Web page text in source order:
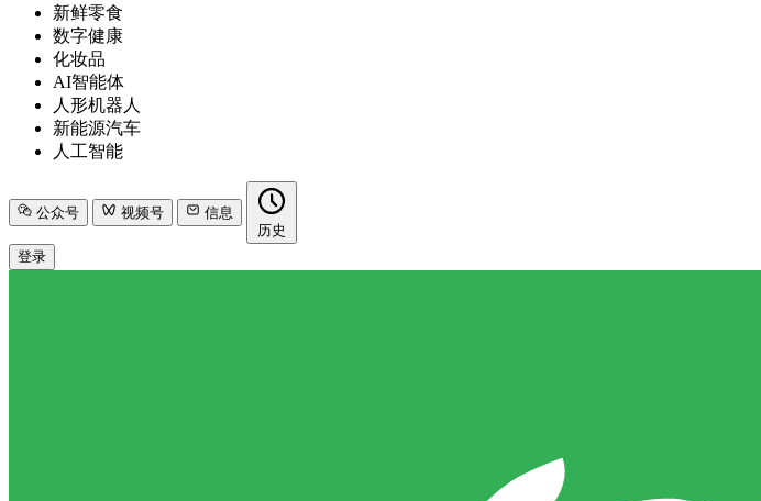
新鲜零食
数字健康
化妆品
AI智能体
人形机器人
新能源汽车
人工智能
公众号 视频号
信息
历史
登录